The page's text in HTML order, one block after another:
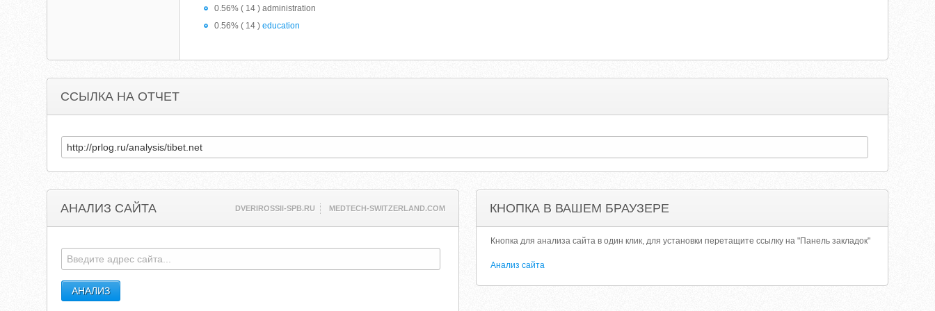
0.56% ( 14 ) administration
0.56% ( 14 )education
ССЫЛКА НА ОТЧЕТ
АНАЛИЗ САЙТА DVERIROSSII-SPB.RU MEDTECH-SWITZERLAND.COM КНОПКА В ВАШЕМ БРАУЗЕРЕ
Кнопка для анализа сайта в один клик, для установки перетащите ссылку на "Панель закладок"
Анализ сайта